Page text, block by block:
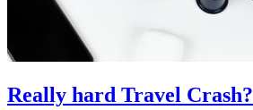
Really hard Travel